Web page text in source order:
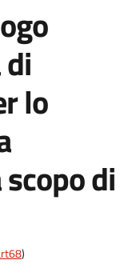
lo
di
)